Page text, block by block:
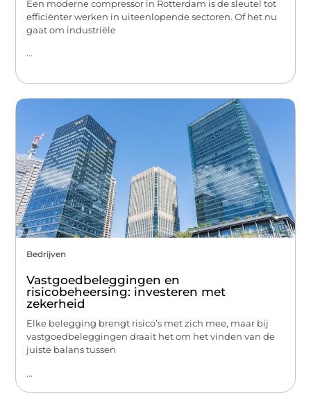
Een moderne compressor in Rotterdam is de sleutel tot
efficiënter werken in uiteenlopende sectoren. Of het nu
gaat om industriële
...
Bedrijven
Vastgoedbeleggingen en
risicobeheersing: investeren met
zekerheid
Elke belegging brengt risico’s met zich mee, maar bij
vastgoedbeleggingen draait het om het vinden van de
juiste balans tussen
...